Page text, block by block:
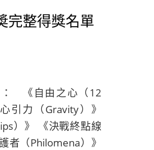
完整得獎名單
： 《自由之心（12
引力（Gravity）》
）》 《決戰終點線
者（Philomena）》